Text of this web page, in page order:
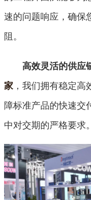
速的问题响应，确保
阻。
高效灵活的供应
家 ，我们拥有稳定
障标准产品的快速交
中对交期的严格要求。